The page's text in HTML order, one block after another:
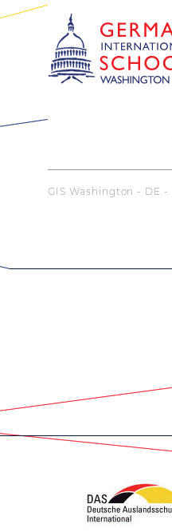
GIS Washington - DE